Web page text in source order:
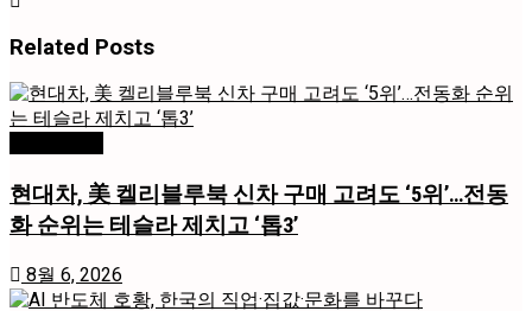
Related Posts
현대차, 美 켈리블루북 신차 구매 고려도 ‘5위’…전동
화 순위는 테슬라 제치고 ‘톱3’
8월 6, 2026